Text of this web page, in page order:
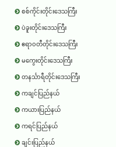
စစ်ကိုင်းတိုင်းဒေသကြီး
ပဲခူးတိုင်းဒေသကြီး
ဧရာ၀တီတိုင်းဒေသကြီး
မကွေးတိုင်းဒေသကြီး
တနင်္သာရီတိုင်းဒေသကြီး
ကချင်ပြည်နယ်
ကယားပြည်နယ်
ကရင်ပြည်နယ်
ချင်းပြည်နယ်